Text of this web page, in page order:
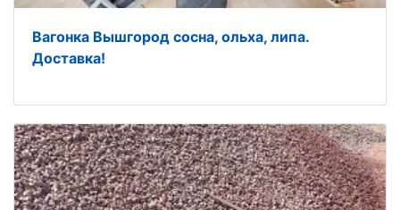
Вагонка Вышгород сосна, ольха, липа.
Доставка!